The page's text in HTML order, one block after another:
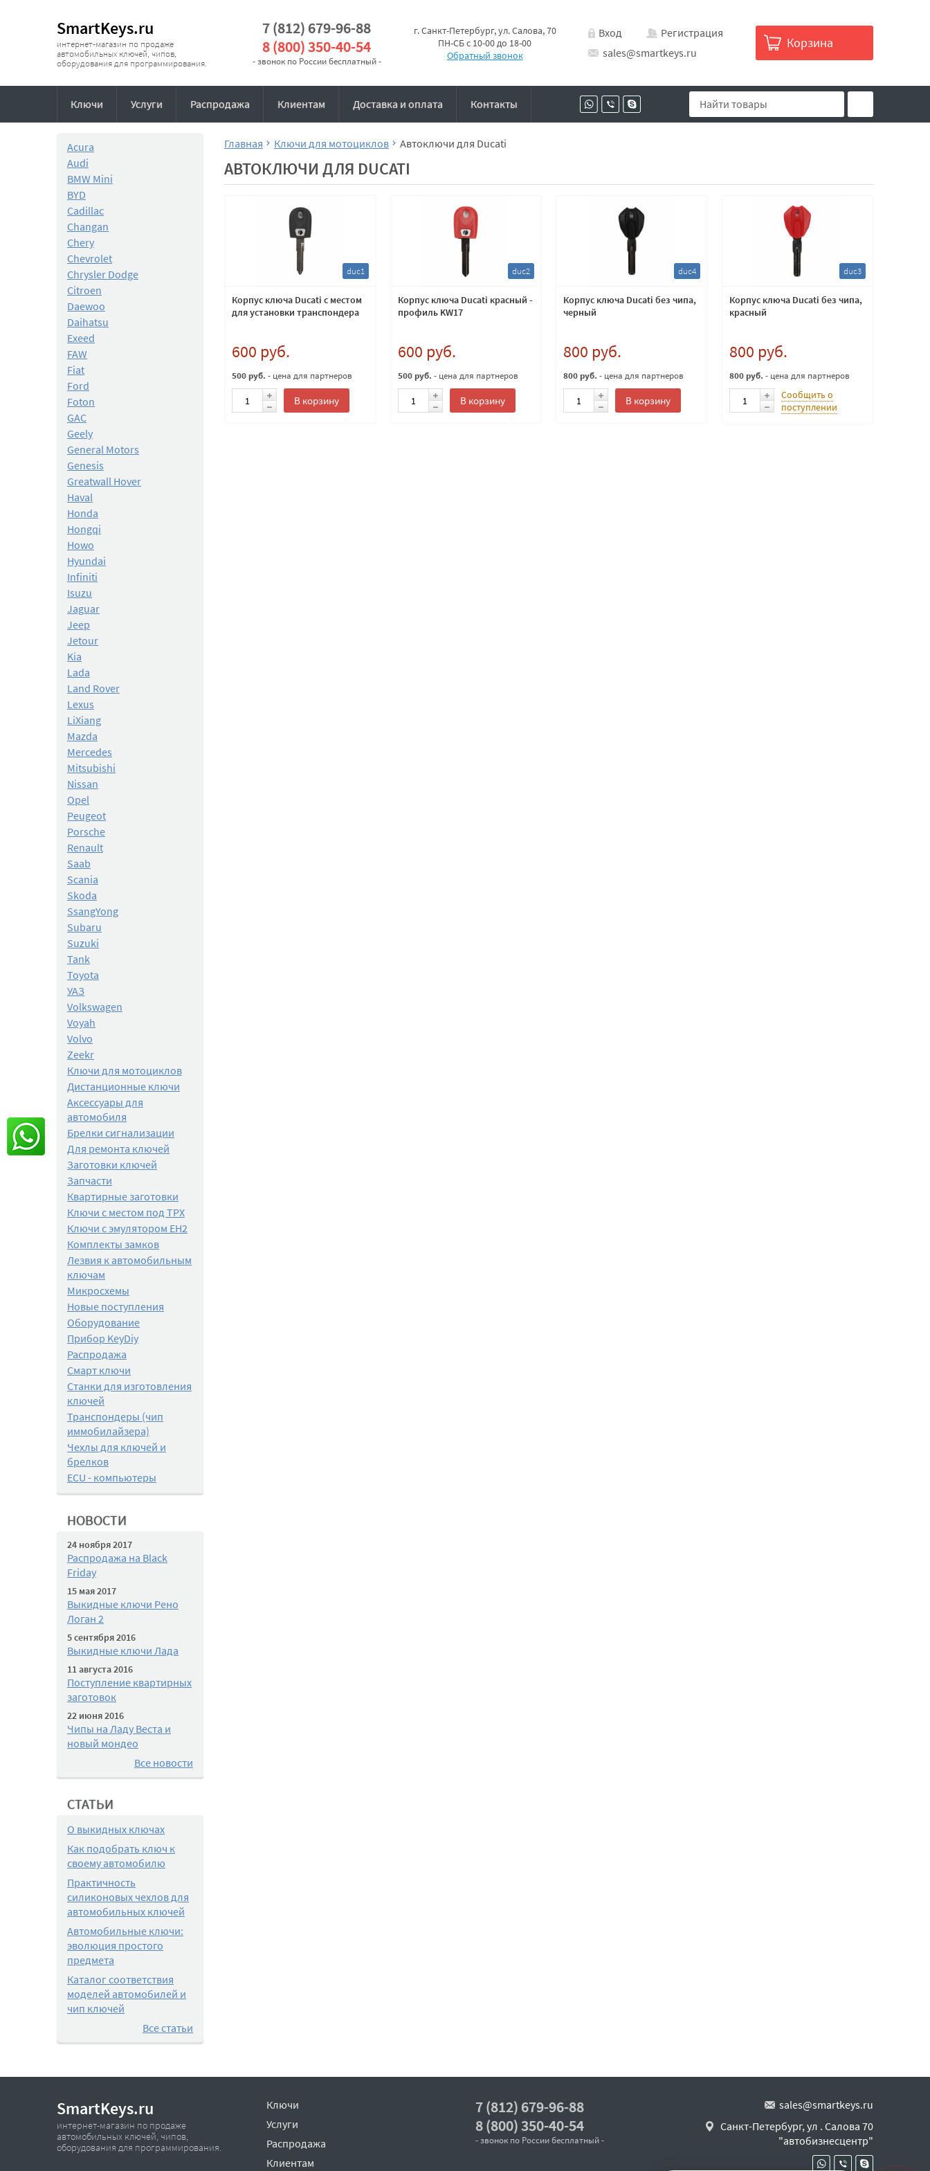
SmartKeys.ru
интернет-магазин по продаже
автомобильных ключей, чипов,
оборудования для программирования.
7 (812) 679-96-88
8 (800) 350-40-54
- звонок по России бесплатный -
г. Санкт-Петербург, ул. Салова, 70
ПН-СБ с 10-00 до 18-00
Обратный звонок
Вход
Регистрация
sales@smartkeys.ru
Корзина
Ключи Услуги Распродажа Клиентам Доставка и оплата Контакты
Acura
Audi
BMW Mini
BYD
Cadillac
Changan
Chery
Chevrolet
Chrysler Dodge
Citroen
Daewoo
Daihatsu
Exeed
FAW
Fiat
Ford
Foton
GAC
Geely
General Motors
Genesis
Greatwall Hover
Haval
Honda
Hongqi
Howo
Hyundai
Infiniti
Isuzu
Jaguar
Jeep
Jetour
Kia
Lada
Land Rover
Lexus
LiXiang
Mazda
Mercedes
Mitsubishi
Nissan
Opel
Peugeot
Porsche
Renault
Saab
Scania
Skoda
SsangYong
Subaru
Suzuki
Tank
Toyota
УАЗ
Volkswagen
Voyah
Volvo
Zeekr
Ключи для мотоциклов
Дистанционные ключи
Аксессуары для
автомобиля
Брелки сигнализации
Для ремонта ключей
Заготовки ключей
Запчасти
Квартирные заготовки
Ключи с местом под TPX
Ключи с эмулятором EH2
Комплекты замков
Лезвия к автомобильным
ключам
Микросхемы
Новые поступления
Оборудование
Прибор KeyDiy
Распродажа
Смарт ключи
Станки для изготовления
ключей
Транспондеры (чип
иммобилайзера)
Чехлы для ключей и
брелков
ECU - компьютеры
НОВОСТИ
24 ноября 2017
Распродажа на Black
Friday
15 мая 2017
Выкидные ключи Рено
Логан 2
5 сентября 2016
Выкидные ключи Лада
11 августа 2016
Поступление квартирных
заготовок
22 июня 2016
Чипы на Ладу Веста и
новый мондео
Все новости
СТАТЬИ
О выкидных ключах
Как подобрать ключ к
своему автомобилю
Практичность
силиконовых чехлов для
автомобильных ключей
Автомобильные ключи:
эволюция простого
предмета
Каталог соответствия
моделей автомобилей и
чип ключей
Все статьи
Главная Ключи для мотоциклов Автоключи для Ducati
АВТОКЛЮЧИ ДЛЯ DUCATI
duc1
Корпус ключа Ducati с местом
для установки транспондера
600 руб.
500 руб. - цена для партнеров
В корзину
duc2
Корпус ключа Ducati красный -
профиль KW17
600 руб.
500 руб. - цена для партнеров
В корзину
duc4
Корпус ключа Ducati без чипа,
черный
800 руб.
800 руб. - цена для партнеров
В корзину
duc3
Корпус ключа Ducati без чипа,
красный
800 руб.
800 руб. - цена для партнеров
Сообщить о
поступлении
SmartKeys.ru
интернет-магазин по продаже
автомобильных ключей, чипов,
оборудования для программирования.
Ключи
Услуги
Распродажа
Клиентам
7 (812) 679-96-88
8 (800) 350-40-54
- звонок по России бесплатный -
sales@smartkeys.ru
Санкт-Петербург, ул . Салова 70
"автобизнесцентр"